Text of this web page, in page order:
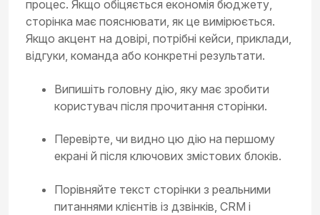
процес. Якщо обіцяється економія бюджету,
сторінка має пояснювати, як це вимірюється.
Якщо акцент на довірі, потрібні кейси, приклади,
відгуки, команда або конкретні результати.
Випишіть головну дію, яку має зробити
користувач після прочитання сторінки.
Перевірте, чи видно цю дію на першому
екрані й після ключових змістових блоків.
Порівняйте текст сторінки з реальними
питаннями клієнтів із дзвінків, CRM і